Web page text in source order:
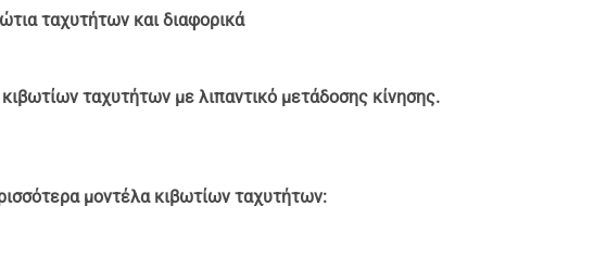
ταχυτήτων και διαφορικά
ταχυτήτων με λιπαντικό μετάδοσης κίνησης.
μοντέλα κιβωτίων ταχυτήτων: